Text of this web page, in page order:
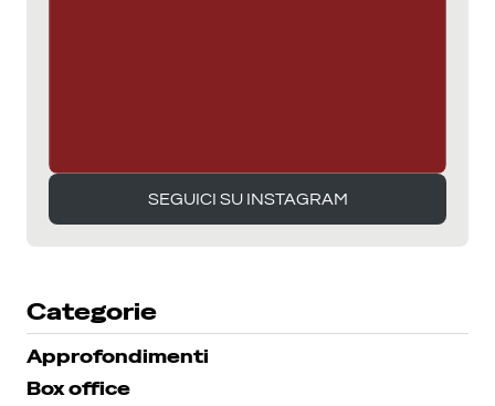
SEGUICI SU INSTAGRAM
SEGUICI SU INSTAGRAM
Categorie
Approfondimenti
Box office